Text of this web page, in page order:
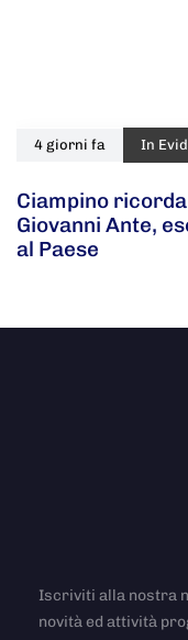
4 giorni fa In
Ciampino
Giovanni Ante,
al Paese
Iscriviti alla nostra
novità ed attività